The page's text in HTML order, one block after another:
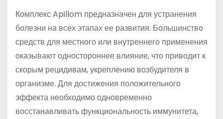
Комплекс Apillom предназначен для устранения
болезни на всех этапах ее развития. Большинство
средств для местного или внутреннего применения
оказывают одностороннее влияние, что приводит к
скорым рецидивам, укреплению возбудителя в
организме. Для достижения положительного
эффекта необходимо одновременно
восстанавливать функциональность иммунитета,